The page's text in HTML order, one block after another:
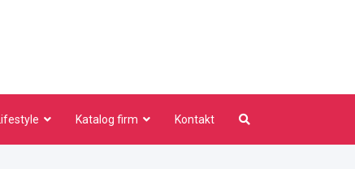
Lifestyle Katalog firm Kontakt